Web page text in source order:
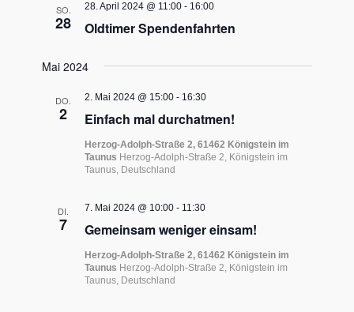
SO.
28 Oldtimer Spendenfahrten
28. April 2024 @ 11:00 - 16:00
Mai 2024
DO.
2 Einfach mal durchatmen!
2. Mai 2024 @ 15:00 - 16:30
Herzog-Adolph-Straße 2, 61462 Königstein im
Taunus Herzog-Adolph-Straße 2, Königstein im
Taunus, Deutschland
DI.
7 Gemeinsam weniger einsam!
7. Mai 2024 @ 10:00 - 11:30
Herzog-Adolph-Straße 2, 61462 Königstein im
Taunus Herzog-Adolph-Straße 2, Königstein im
Taunus, Deutschland